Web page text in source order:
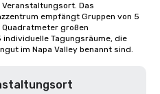
Das
empfängt Gruppen von 5
Quadratmeter großen
Tagungsräume, die
im Napa Valley benannt sind.